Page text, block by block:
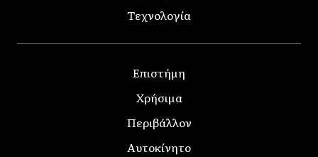
Τεχνολογία
Επιστήμη
Χρήσιμα
Περιβάλλον
Αυτοκίνητο